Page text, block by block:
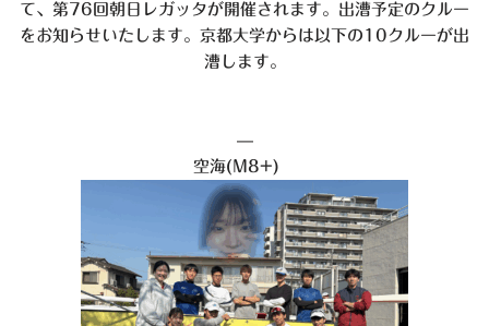
て、第76回朝日レガッタが開催されます。出漕予定のクルー
をお知らせいたします。京都大学からは以下の10クルーが出
漕します。
—
空海(M8+)